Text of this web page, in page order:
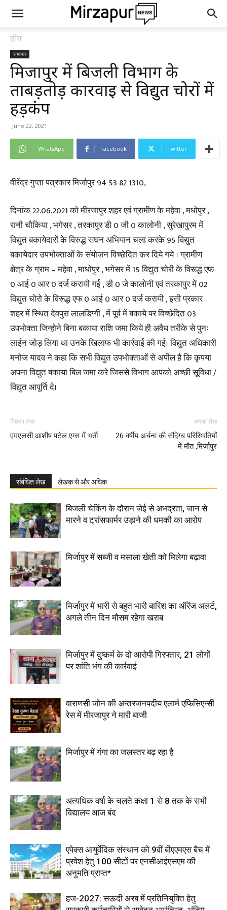
होम
समाचार
मिर्जापुर में बिजली विभाग के
ताबड़तोड़ कार्रवाई से विद्युत चोरों में
हड़कंप
June 22, 2021
WhatsApp Facebook Twitter
वीरेंद्र गुप्ता पत्रकार मिर्जापुर 94 53 82 1310,
दिनांक 22.06.2021 को मीरजापुर शहर एवं ग्रामीण के महेवा , मधोपुर ,
रानी चौकिया , भगेसर , तरकापुर डी 0 जी 0 कालोनी , सुरेखापुरम में
विद्युत बकायेदारों के विरुद्ध सघन अभियान चला करके 95 विद्युत
बकायेदार उपभोक्ताओं के संयोजन विच्छेदित कर दिये गये । ग्रामीण
क्षेत्र के ग्राम – महेवा , माधोपुर , भगेसर में 15 विद्युत चोरी के विरूद्ध एफ
0 आई 0 आर 0 दर्ज करायी गई , डी 0 जे कालोनी एवं तरकापुर में 02
विद्युत चोरो के विरूद्ध एफ 0 आई 0 आर 0 दर्ज करायी , इसी प्रकार
शहर में स्थित देवपुरा लालडिग्गी , में पूर्व में बकाये पर विच्छेदित 03
उपभोक्ता जिन्होने बिना बकाया राशि जमा किये ही अवैध तरीके से पुनः
लाईन जोड़ लिया था उनके खिलाफ भी कार्रवाई की गई। विद्युत अधिकारी
मनोज यादव ने कहा कि सभी विद्युत उपभोक्ताओं से अपील है कि कृपया
अपना विद्युत बकाया बिल जमा करे जिससे विभाग आपको अच्छी सूविधा /
विद्युत आपूर्ति दे।
पिछला लेख
एमएलसी आशीष पटेल एम्स में भर्ती
अगला लेख
26 वर्षीय अर्चना की संदिग्ध परिस्थितियों
में मौत ,मिर्जापुर
संबंधित लेख लेखक से और अधिक
बिजली चेकिंग के दौरान जेई से अभद्रता, जान से
मारने व ट्रांसफार्मर उड़ाने की धमकी का आरोप
मिर्जापुर में सब्जी व मसाला खेती को मिलेगा बढ़ावा
मिर्जापुर में भारी से बहुत भारी बारिश का ऑरेंज अलर्ट,
अगले तीन दिन मौसम रहेगा खराब
मिर्जापुर में दुष्कर्म के दो आरोपी गिरफ्तार, 21 लोगों
पर शांति भंग की कार्रवाई
वाराणसी जोन की अन्तरजनपदीय एलार्म एफिसिएन्सी
रेस में मीरजापुर ने मारी बाजी
मिर्जापुर में गंगा का जलस्तर बढ़ रहा है
अत्यधिक वर्षा के चलते कक्षा 1 से 8 तक के सभी
विद्यालय आज बंद
एपेक्स आयुर्वेदिक संस्थान को 9वीं बीएएमएस बैच में
प्रवेश हेतु 100 सीटों पर एनसीआईएसएम की
अनुमति प्राप्त*
हज-2027: सऊदी अरब में प्रतिनियुक्ति हेतु